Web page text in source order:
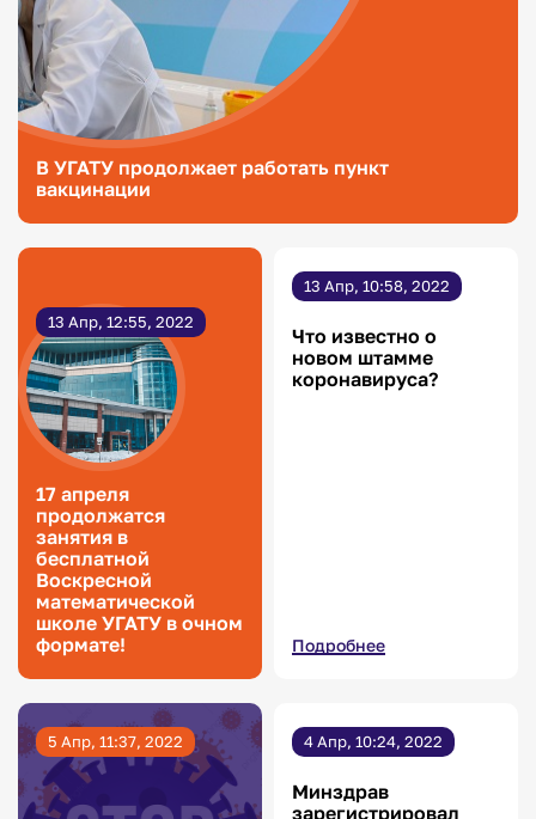
В УГАТУ продолжает работать пункт
вакцинации
13 Апр, 12:55, 2022
17 апреля
продолжатся
занятия в
бесплатной
Воскресной
математической
школе УГАТУ в очном
формате!
13 Апр, 10:58, 2022
Что известно о
новом штамме
коронавируса?
Подробнее
5 Апр, 11:37, 2022 4 Апр, 10:24, 2022
Минздрав
зарегистрировал